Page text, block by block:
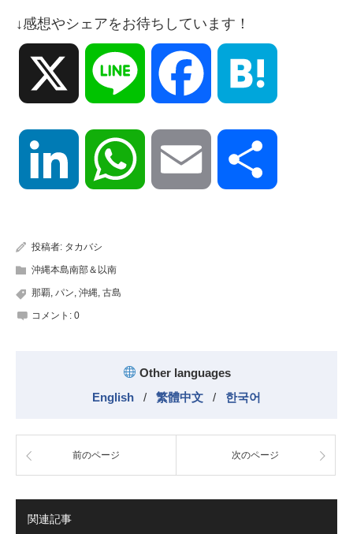
↓感想やシェアをお待ちしています！
Line Facebook
LinkedIn WhatsApp Email
投稿者: タカバシ
沖縄本島南部＆以南
那覇 パン 沖縄 古島
コメント: 0
Other languages
English
/ 繁體中文 / 한국어
前のページ 次のページ
関連記事